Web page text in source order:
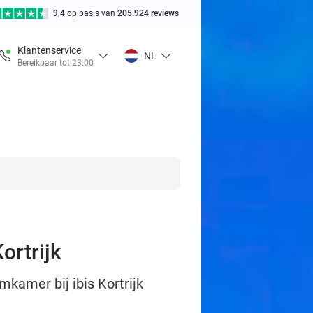
9,4 op basis van 205.924 reviews
Klantenservice
Bereikbaar tot 23:00
NL
bij ibis Kortrijk